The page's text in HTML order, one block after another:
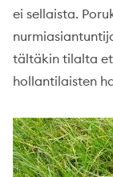
ei sellaista.
tältäkin tilalta
hollantilaisten